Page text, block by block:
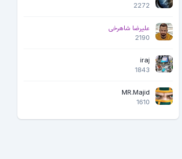
2272
علیرضا شاهرخی
2190
iraj
1843
MR.Majid
1610